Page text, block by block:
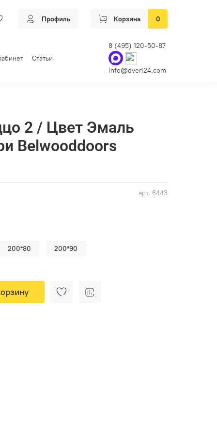
Профиль Корзина 0
Статьи
8 (495) 120-50-87
info@dveri24.com
арт. 6443
2 / Цвет Эмаль
Belwooddoors
200*80 200*90